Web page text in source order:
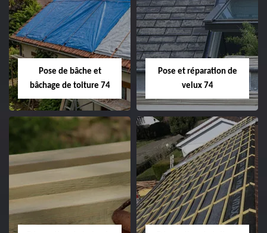
Pose de bâche et
bâchage de toiture 74
Pose et réparation de
velux 74